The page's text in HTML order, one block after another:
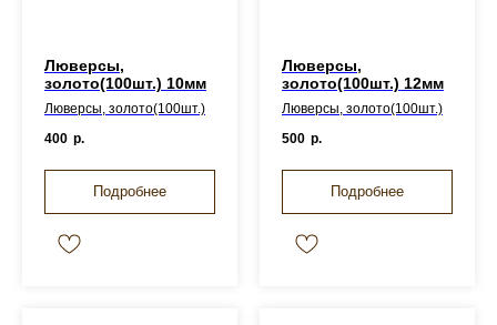
Люверсы,
золото(100шт.) 10мм
Люверсы, золото(100шт.)
400 р.
Подробнее
Люверсы,
золото(100шт.) 12мм
Люверсы, золото(100шт.)
500 р.
Подробнее